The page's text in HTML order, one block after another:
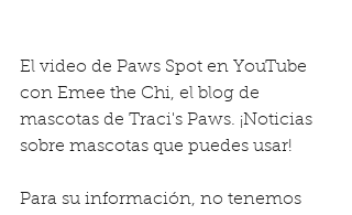
El video de Paws Spot en YouTube
con Emee the Chi, el blog de
mascotas de Traci's Paws. ¡Noticias
sobre mascotas que puedes usar!
Para su información, no tenemos